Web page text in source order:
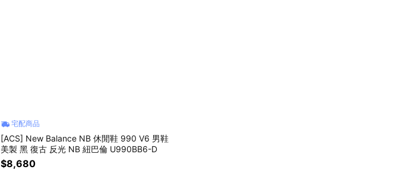
宅配商品
[ACS] New Balance NB 休閒鞋 990 V6 男鞋
美製 黑 復古 反光 NB 紐巴倫 U990BB6-D
$8,680